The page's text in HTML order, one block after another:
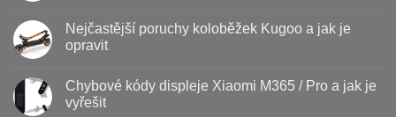
koloběžky
kdy
jak
prodloužit
životnost
u
textu
s
vyměnit
brzdové
destičky
Nejčastější poruchy koloběžek Kugoo a jak je
opravit
u
textu
s
Chybové kódy displeje Xiaomi M365 / Pro a jak je
vyřešit